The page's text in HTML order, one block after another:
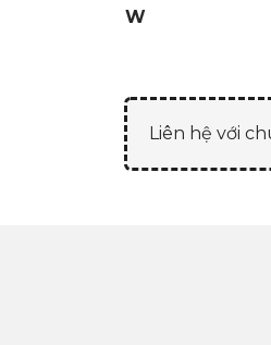
W
Liên hệ với